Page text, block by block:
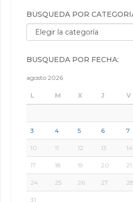
BÚSQUEDA POR
Búsqueda por categorías:
BÚSQUEDA POR FECHA:
agosto 2026
L M X J V
3 4 5 6 7
10 11 12 13 14
17 18 19 20 21
24 25 26 27 28
31